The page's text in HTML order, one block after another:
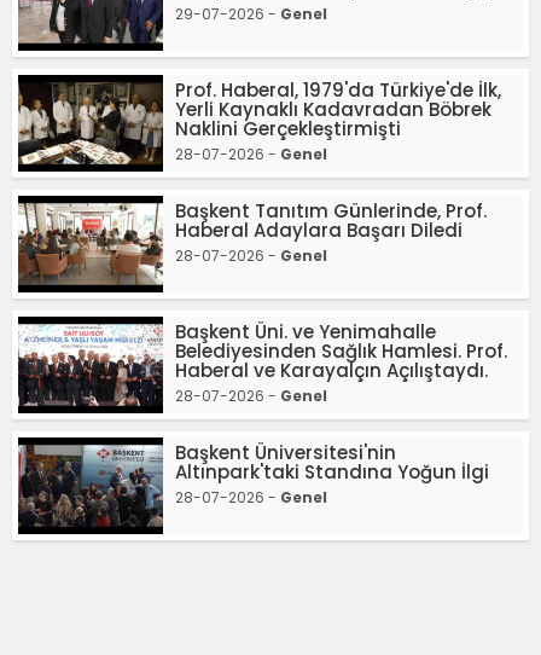
29-07-2026 - Genel
Prof. Haberal, 1979'da Türkiye'de İlk,
Yerli Kaynaklı Kadavradan Böbrek
Naklini Gerçekleştirmişti
28-07-2026 - Genel
Başkent Tanıtım Günlerinde, Prof.
Haberal Adaylara Başarı Diledi
28-07-2026 - Genel
Başkent Üni. ve Yenimahalle
Belediyesinden Sağlık Hamlesi. Prof.
Haberal ve Karayalçın Açılıştaydı.
28-07-2026 - Genel
Başkent Üniversitesi'nin
Altınpark'taki Standına Yoğun İlgi
28-07-2026 - Genel